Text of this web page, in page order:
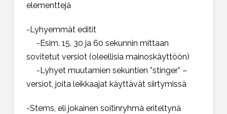
elementtejä
-Lyhyemmät editit
-Esim. 15, 30 ja 60 sekunnin mittaan
sovitetut versiot (oleellisia mainoskäyttöön)
-Lyhyet muutamien sekuntien ”stinger” –
versiot, joita leikkaajat käyttävät siirtymissä
-Stems, eli jokainen soitinryhmä eriteltynä